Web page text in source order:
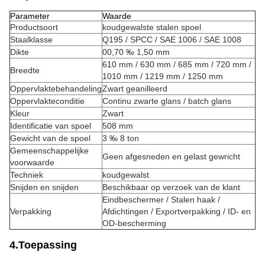
Parameter
Waarde
Productsoort
koudgewalste stalen spoel
Staalklasse
Q195 / SPCC / SAE 1006 / SAE 1008
Dikte
00,70 ‰ 1,50 mm
Breedte
610 mm / 630 mm / 685 mm / 720 mm /
1010 mm / 1219 mm / 1250 mm
OppervlaktebehandelingZwart geanilleerd
Oppervlakteconditie
Continu zwarte glans / batch glans
Kleur
Zwart
Identificatie van spoel
508 mm
Gewicht van de spoel
3 ‰ 8 ton
Gemeenschappelijke
voorwaarde
Geen afgesneden en gelast gewricht
Techniek
koudgewalst
Snijden en snijden
Beschikbaar op verzoek van de klant
Verpakking
Eindbeschermer / Stalen haak /
Afdichtingen / Exportverpakking / ID- en
OD-bescherming
4.Toepassing